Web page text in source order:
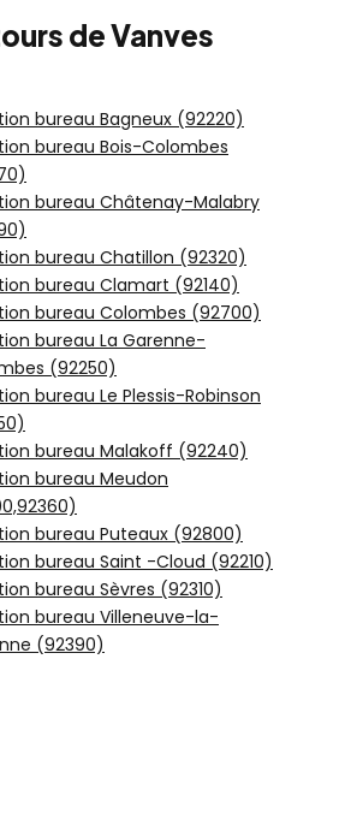
de Vanves
bureau Bagneux (92220)
bureau Bois-Colombes
bureau Châtenay-Malabry
bureau Chatillon (92320)
bureau Clamart (92140)
bureau Colombes (92700)
bureau La Garenne-
(92250)
bureau Le Plessis-Robinson
bureau Malakoff (92240)
bureau Meudon
bureau Puteaux (92800)
bureau Saint -Cloud (92210)
bureau Sèvres (92310)
bureau Villeneuve-la-
(92390)